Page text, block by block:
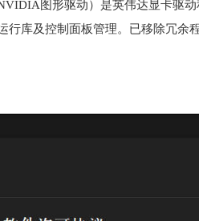
图形驱动）是英伟达显卡驱
行库及控制面板管理。已移除冗余